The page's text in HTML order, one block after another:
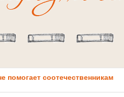
помогает соотечественникам